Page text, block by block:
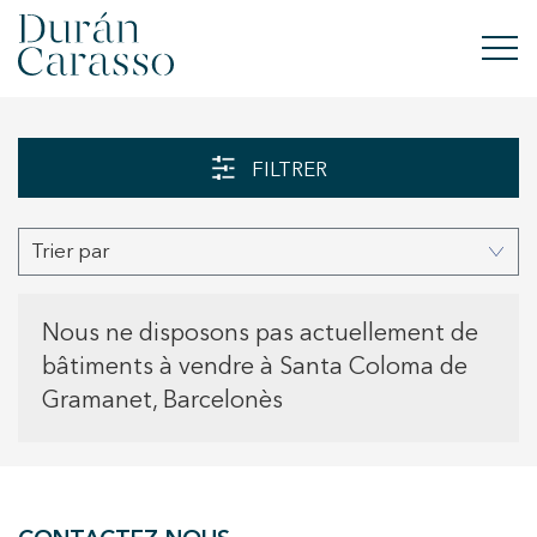
VENDRE
NOUVELLE CONSTRUCTION
INVESTISSEMENTS
FILTRER
Trier par
Nous ne disposons pas actuellement de
bâtiments à vendre à Santa Coloma de
Gramanet, Barcelonès